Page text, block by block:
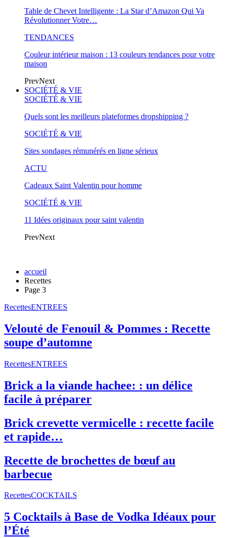
Table de Chevet Intelligente : La Star d’Amazon Qui Va
Révolutionner Votre…
TENDANCES
Couleur intérieur maison : 13 couleurs tendances pour votre
maison
PrevNext
SOCIÉTÉ & VIE
SOCIÉTÉ & VIE
Quels sont les meilleurs plateformes dropshipping ?
SOCIÉTÉ & VIE
Sites sondages rémunérés en ligne sérieux
ACTU
Cadeaux Saint Valentin pour homme
SOCIÉTÉ & VIE
11 Idées originaux pour saint valentin
PrevNext
accueil
Recettes
Page 3
RecettesENTREES
Velouté de Fenouil & Pommes : Recette
soupe d’automne
RecettesENTREES
Brick a la viande hachee: : un délice
facile à préparer
Brick crevette vermicelle : recette facile
et rapide…
Recette de brochettes de bœuf au
barbecue
RecettesCOCKTAILS
5 Cocktails à Base de Vodka Idéaux pour
l’Été